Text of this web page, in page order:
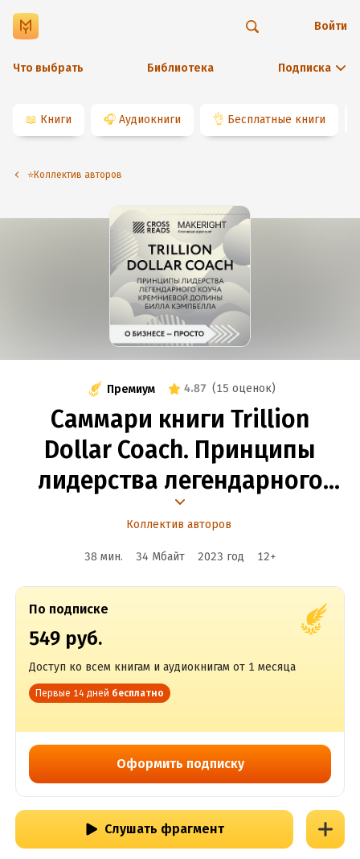
Что выбрать Библиотека Подписка
Войти
📖 Книги 🎧 Аудиокниги 👌 Бесплатные книги
⭐️Коллектив авторов
Премиум 4.87 (15 оценок)
Саммари книги Trillion
Dollar Coach. Принципы
лидерства легендарного
коуча Кремниевой долины
Коллектив авторов
38 мин. 34 Мбайт 2023 год 12+
По подписке
549 руб.
Доступ ко всем книгам и аудиокнигам от 1 месяца
Первые 14 дней бесплатно
Оформить подписку
Слушать фрагмент